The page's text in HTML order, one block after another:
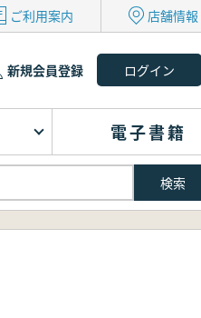
ご利用案内 店舗情
新規会員登録
電子書籍